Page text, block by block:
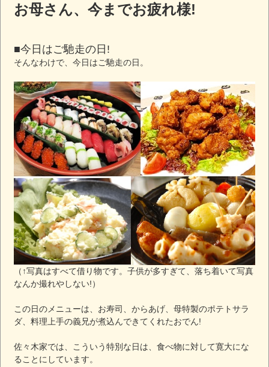
お母さん、今までお疲れ様!
■今日はご馳走の日!
そんなわけで、今日はご馳走の日。
（↑写真はすべて借り物です。子供が多すぎて、落ち着いて写真
なんか撮れやしない!）
この日のメニューは、お寿司、からあげ、母特製のポテトサラ
ダ、料理上手の義兄が煮込んできてくれたおでん!
佐々木家では、こういう特別な日は、食べ物に対して寛大にな
ることにしています。